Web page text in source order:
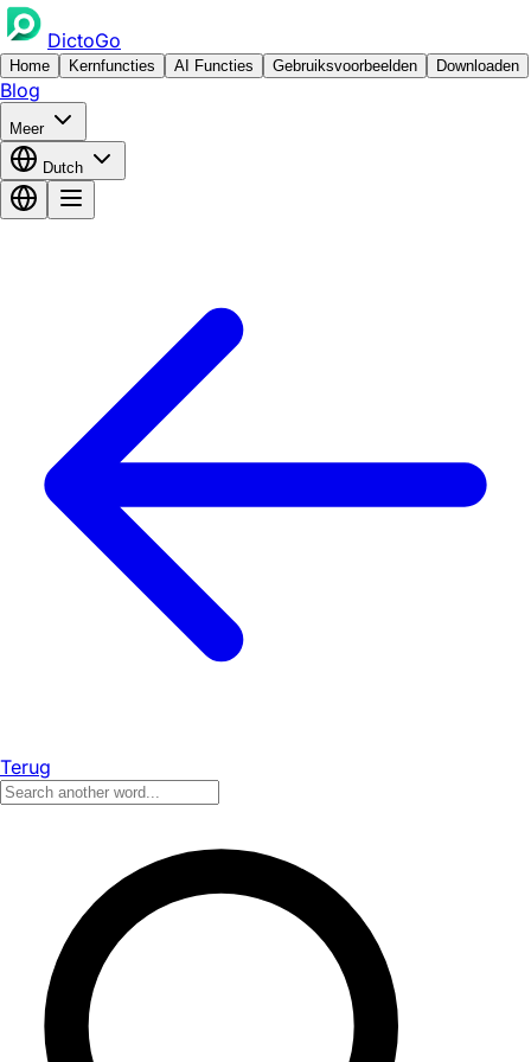
DictoGo
Home Kernfuncties AI Functies Gebruiksvoorbeelden Downloaden
Blog
Meer
Dutch
Terug